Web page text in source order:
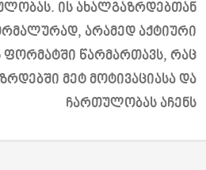
ის ახალგაზრდებთან
არამედ აქტიური
ფორმატში წარმართავს, რაც
მეტ მოტივაციასა და
ჩართულობას აჩენს